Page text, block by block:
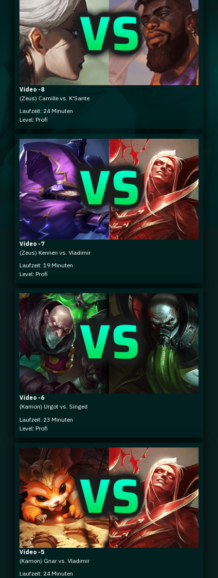
Video -8
(Zeus) Camille vs. K'Sante
Laufzeit: 24 Minuten
Level: Profi
Video -7
(Zeus) Kennen vs. Vladimir
Laufzeit: 19 Minuten
Level: Profi
Video -6
(Kamon) Urgot vs. Singed
Laufzeit: 23 Minuten
Level: Profi
Video -5
(Kamon) Gnar vs. Vladimir
Laufzeit: 24 Minuten